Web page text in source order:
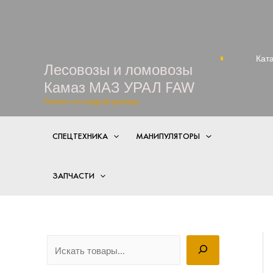
Лесовозы и ломовозы
Камаз МАЗ УРАЛ FAW
Лизинг со скидкой дилера
СПЕЦТЕХНИКА МАНИПУЛЯТОРЫ
ЗАПЧАСТИ